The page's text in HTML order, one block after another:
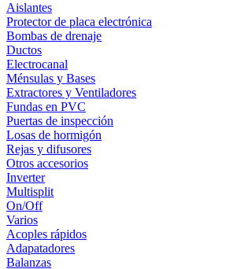
Aislantes
Protector de placa electrónica
Bombas de drenaje
Ductos
Electrocanal
Ménsulas y Bases
Extractores y Ventiladores
Fundas en PVC
Puertas de inspección
Losas de hormigón
Rejas y difusores
Otros accesorios
Inverter
Multisplit
On/Off
Varios
Acoples rápidos
Adapatadores
Balanzas